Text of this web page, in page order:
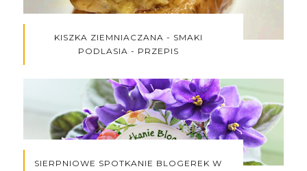
KISZKA ZIEMNIACZANA - SMAKI
PODLASIA - PRZEPIS
SIERPNIOWE SPOTKANIE BLOGEREK W